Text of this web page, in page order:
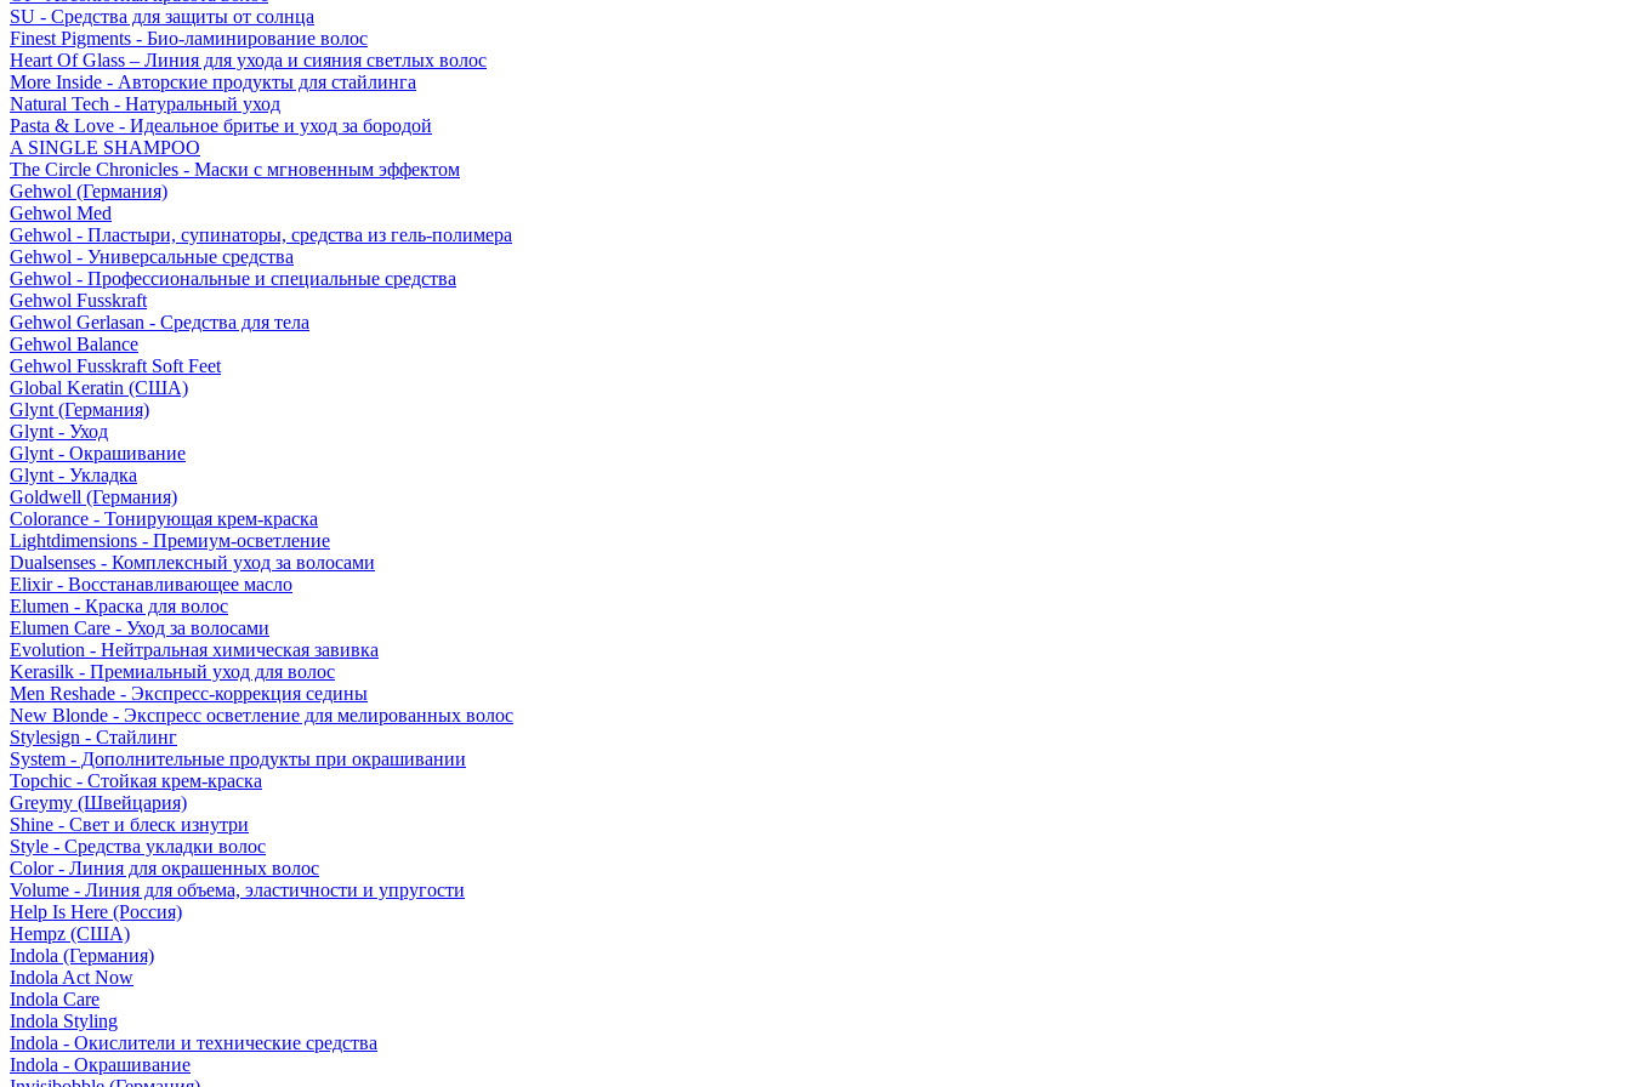
SU - Средства для защиты от солнца
Finest Pigments - Био-ламинирование волос
Heart Of Glass – Линия для ухода и сияния светлых волос
More Inside - Авторские продукты для стайлинга
Natural Tech - Натуральный уход
Pasta & Love - Идеальное бритье и уход за бородой
A SINGLE SHAMPOO
The Circle Chronicles - Маски с мгновенным эффектом
Gehwol (Германия)
Gehwol Med
Gehwol - Пластыри, супинаторы, средства из гель-полимера
Gehwol - Универсальные средства
Gehwol - Профессиональные и специальные средства
Gehwol Fusskraft
Gehwol Gerlasan - Средства для тела
Gehwol Balance
Gehwol Fusskraft Soft Feet
Global Keratin (США)
Glynt (Германия)
Glynt - Уход
Glynt - Окрашивание
Glynt - Укладка
Goldwell (Германия)
Colorance - Тонирующая крем-краска
Lightdimensions - Премиум-осветление
Dualsenses - Комплексный уход за волосами
Elixir - Восстанавливающее масло
Elumen - Краска для волос
Elumen Care - Уход за волосами
Evolution - Нейтральная химическая завивка
Kerasilk - Премиальный уход для волос
Men Reshade - Экспресс-коррекция седины
New Blonde - Экспресс осветление для мелированных волос
Stylesign - Стайлинг
System - Дополнительные продукты при окрашивании
Topchic - Стойкая крем-краска
Greymy (Швейцария)
Shine - Свет и блеск изнутри
Style - Средства укладки волос
Color - Линия для окрашенных волос
Volume - Линия для объема, эластичности и упругости
Help Is Here (Россия)
Hempz (США)
Indola (Германия)
Indola Act Now
Indola Care
Indola Styling
Indola - Окислители и технические средства
Indola - Окрашивание